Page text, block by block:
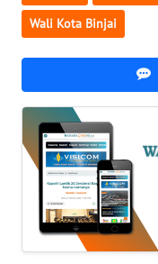
Wali Kota Binjai
WN
BALI
WN
KALBAR
WN
KALTENG
WN
KALTARA